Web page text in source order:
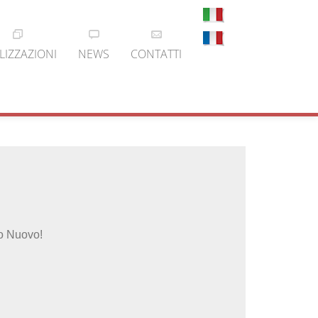
NEWS CONTATTI
Nuovo!